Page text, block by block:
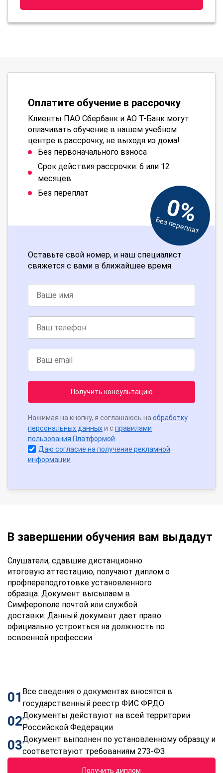
Оплатите обучение в рассрочку
Клиенты ПАО Сбербанк и АО Т-Банк могут
оплачивать обучение в нашем учебном
центре в рассрочку, не выходя из дома!
Без первоначального взноса
Срок действия рассрочки: 6 или 12
месяцев
Без переплат
0%
Без переплат
Оставьте свой номер, и наш специалист
свяжется с вами в ближайшее время.
Получить консультацию
Нажимая на кнопку, я соглашаюсь на обработку
персональных данныхи с правилами
пользования Платформой
Даю согласие на получение рекламной
информации
В завершении обучения вам выдадут
Слушатели, сдавшие дистанционно
итоговую аттестацию, получают диплом о
профпереподготовке установленного
образца. Документ высылаем в
Симферополе почтой или службой
доставки. Данный документ дает право
официально устроиться на должность по
освоенной профессии
01 Все сведения о документах вносятся в
государственный реестр ФИС ФРДО
02Документы действуют на всей территории
Российской Федерации
03Документ выполнен по установленному образцу и
соответствуют требованиям 273-ФЗ
Получить диплом